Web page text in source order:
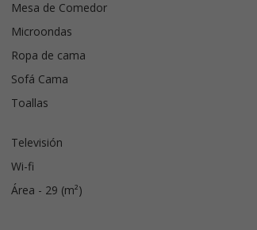
Mesa de Comedor
Microondas
Ropa de cama
Sofá Cama
Toallas
Televisión
Wi-fi
Área - 29 (m²)